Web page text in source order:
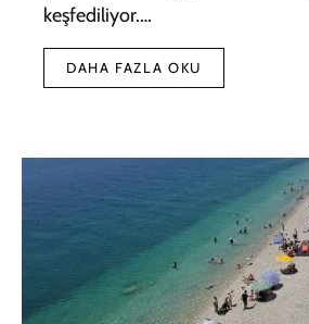
keşfediliyor.…
DAHA FAZLA OKU